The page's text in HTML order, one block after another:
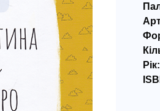
Лідерство
Нерелігійні видання
Церковні традиції
Служіння Церкви
Публіцистика
Рік: